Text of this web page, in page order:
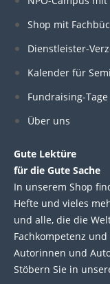
e
d
i
n
b
o
o
Shop mit
Dienstleister-
Kalender für
Fundraising-Tage
Über uns
Gute Lektüre
für die Gute Sache
In unserem Shop
Hefte und vieles
und alle, die die
Fachkompetenz
Autorinnen und
Stöbern Sie in